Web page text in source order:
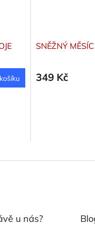
SNĚŽNÝ MĚSÍC
349 Kč
u nás?